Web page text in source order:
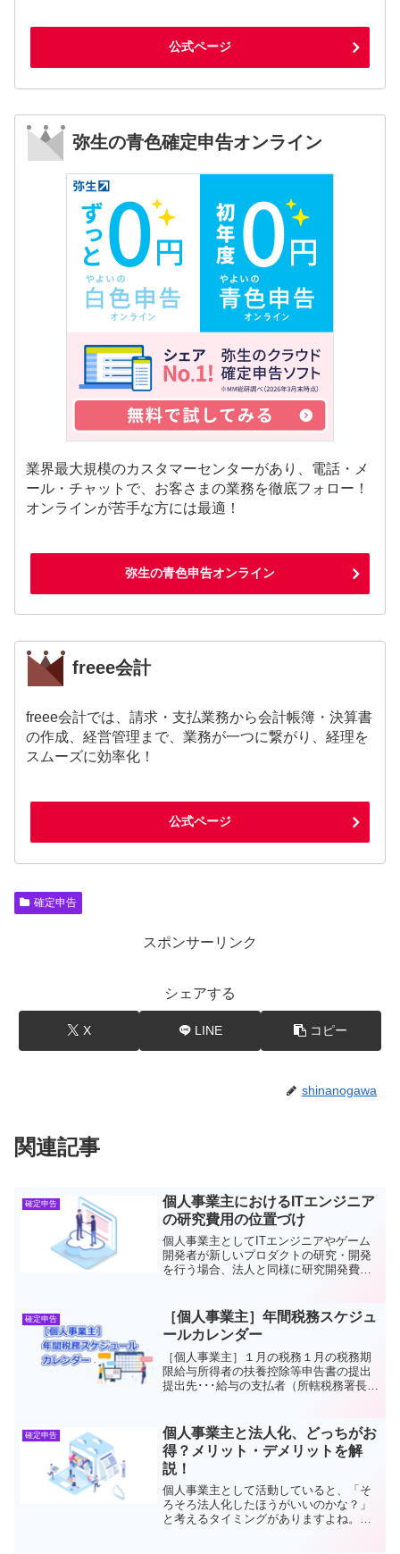
公式ページ
弥生の青色確定申告オンライン
業界最大規模のカスタマーセンターがあり、電話・メ
ール・チャットで、お客さまの業務を徹底フォロー！
オンラインが苦手な方には最適！
弥生の青色申告オンライン
freee会計
freee会計では、請求・支払業務から会計帳簿・決算書
の作成、経営管理まで、業務が一つに繋がり、経理を
スムーズに効率化！
公式ページ
確定申告
スポンサーリンク
シェアする
X LINE コピー
shinanogawa
関連記事
確定申告
個人事業主におけるITエンジニア
の研究費用の位置づけ
個人事業主としてITエンジニアやゲーム
開発者が新しいプロダクトの研究・開発
を行う場合、法人と同様に研究開発費が
異なり、個人事業主向けの制度は明確に
定められている部分が限ら...
確定申告
［個人事業主］年間税務スケジュ
ールカレンダー
［個人事業主］１月の税務１月の税務期
限給与所得者の扶養控除等申告書の提出
提出先･･･給与の支払者（所轄税務署長）
期限…1月31日固定資産税の償却資産に関
する申告申告期限...
確定申告
個人事業主と法人化、どっちがお
得？メリット・デメリットを解
説！
個人事業主として活動していると、「そ
ろそろ法人化したほうがいいのかな？」
と考えるタイミングがありますよね。個